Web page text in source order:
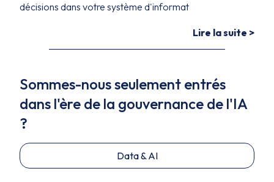
décisions dans votre système d'informat
Lire la suite >
Sommes-nous seulement entrés
dans l'ère de la gouvernance de l'IA
?
Data & AI